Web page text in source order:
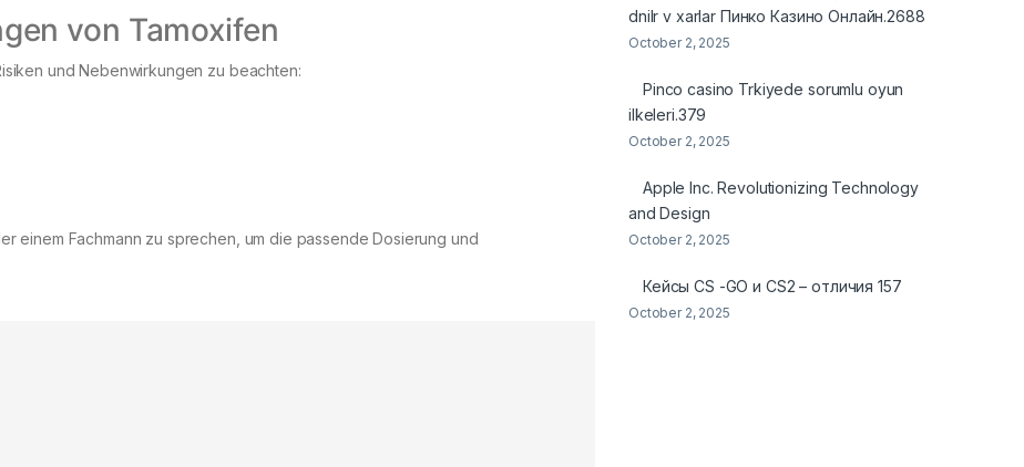
von Tamoxifen
und Nebenwirkungen zu beachten:
einem Fachmann zu sprechen, um die passende Dosierung und
dnilr v xarlar Пинко Казино Онлайн.2688
October 2, 2025
Pinco casino Trkiyede sorumlu oyun
ilkeleri.379
October 2, 2025
Apple Inc. Revolutionizing Technology
and Design
October 2, 2025
Кейсы CS -GO и CS2 – отличия 157
October 2, 2025